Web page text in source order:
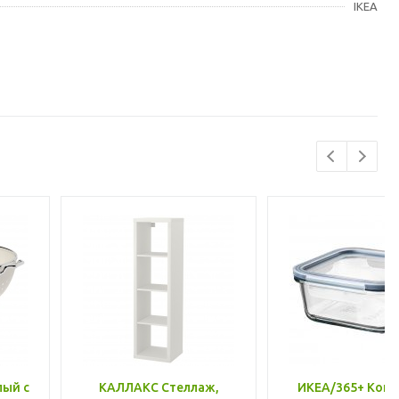
IKEA
с
КАЛЛАКС Стеллаж,
ИКЕА/365+